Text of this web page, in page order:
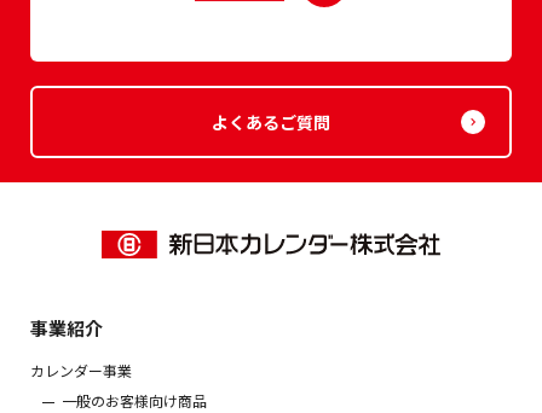
よくあるご質問
事業紹介
カレンダー事業
一般のお客様向け商品